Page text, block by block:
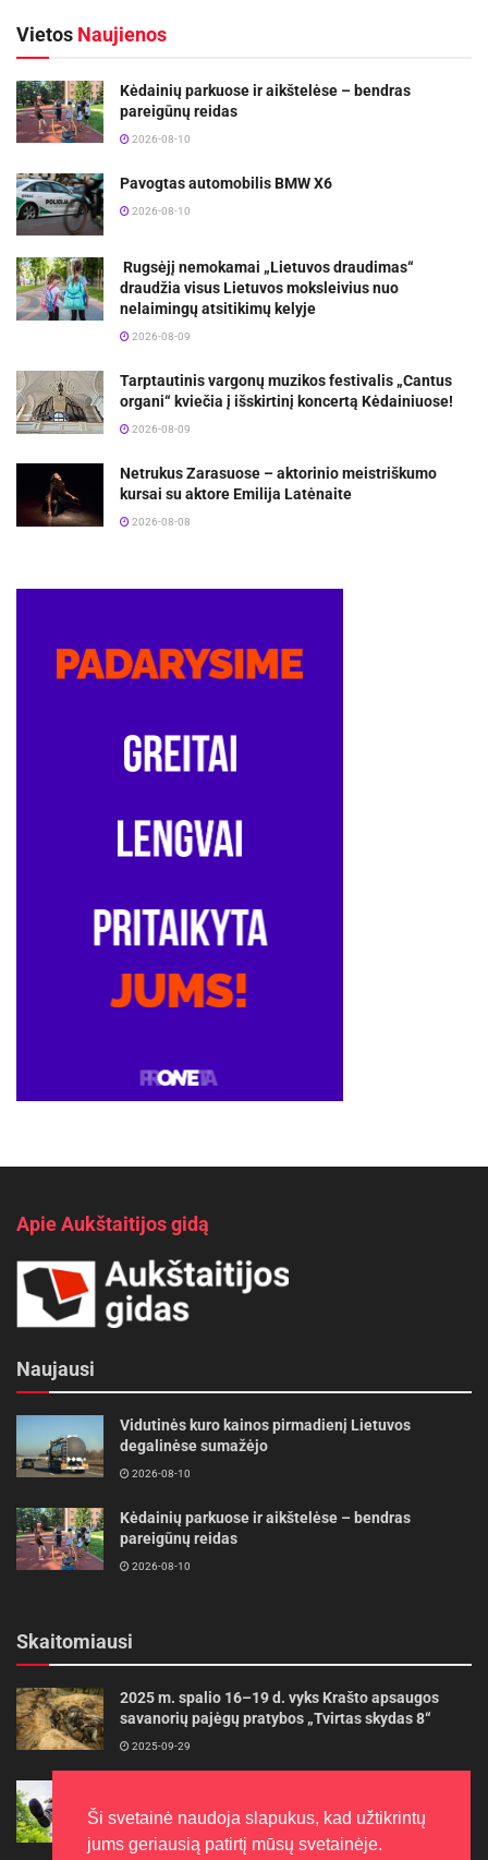
Vietos Naujienos
Kėdainių parkuose ir aikštelėse – bendras
pareigūnų reidas
2026-08-10
Pavogtas automobilis BMW X6
2026-08-10
Rugsėjį nemokamai „Lietuvos draudimas“
draudžia visus Lietuvos moksleivius nuo
nelaimingų atsitikimų kelyje
2026-08-09
Tarptautinis vargonų muzikos festivalis „Cantus
organi“ kviečia į išskirtinį koncertą Kėdainiuose!
2026-08-09
Netrukus Zarasuose – aktorinio meistriškumo
kursai su aktore Emilija Latėnaite
2026-08-08
Apie Aukštaitijos gidą
Naujausi
Vidutinės kuro kainos pirmadienį Lietuvos
degalinėse sumažėjo
2026-08-10
Kėdainių parkuose ir aikštelėse – bendras
pareigūnų reidas
2026-08-10
Skaitomiausi
2025 m. spalio 16–19 d. vyks Krašto apsaugos
savanorių pajėgų pratybos „Tvirtas skydas 8“
2025-09-29
ilgiau
2022-06-27
Ši svetainė naudoja slapukus, kad užtikrintų
jums geriausią patirtį mūsų svetainėje.